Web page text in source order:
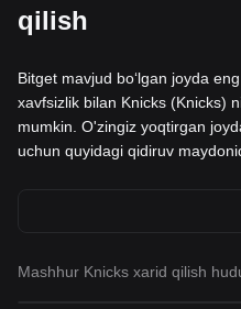
qilish
Bitget mavjud boʻlgan joyda
xavfsizlik bilan Knicks (Knicks)
mumkin. O'zingiz yoqtirgan
uchun quyidagi qidiruv
Mashhur Knicks xarid qilish